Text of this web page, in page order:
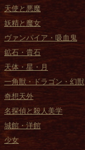
天使と悪魔
妖精と魔女
ヴァンパイア・吸血鬼
鉱石・貴石
天体・星・月
一角獣・ドラゴン・幻獣
奇想天外
名探偵と殺人美学
城館・洋館
少女